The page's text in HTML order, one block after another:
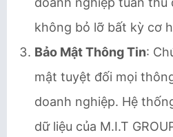
không bỏ lỡ bất kỳ cơ
Bảo Mật Thông Tin:
mật tuyệt đối mọi
doanh nghiệp. Hệ
dữ liệu của M.I.T